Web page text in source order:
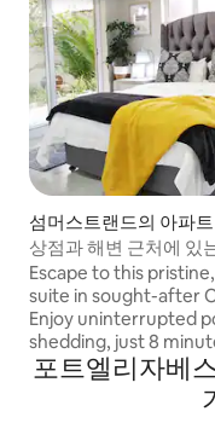
섬머스트랜드의 아파트
상점과 해변 근처에 있
Escape to this
suite in sought-after
Enjoy uninterrupted
shedding, just 8
airport and a short
and Boardwalk Mall.
speed uncapped Wi-
포트엘리자베